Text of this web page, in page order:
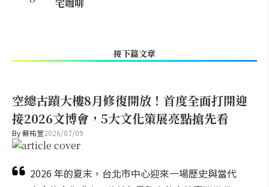
宅咖啡
接下篇文章
空總古蹟大樓8月修復開放！首度全面打開迎
接2026文博會，5大文化策展亮點搶先看
By蘇祐萱2026/07/09
2026 年的夏末，台北市中心迎來一場歷史與當代